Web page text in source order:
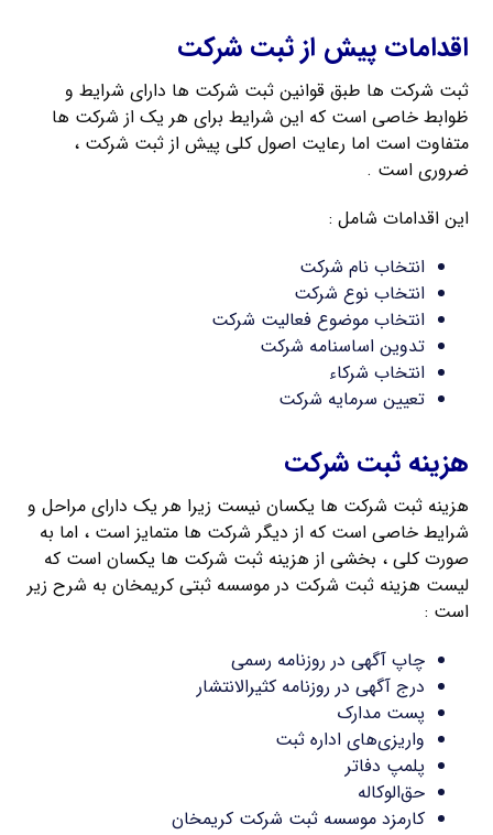
اقدامات پیش از ثبت شرکت
ثبت شرکت ها طبق قوانین ثبت شرکت ها دارای شرایط و
ظوابط خاصی است که این شرایط برای هر یک از شرکت ها
متفاوت است اما رعایت اصول کلی پیش از ثبت شرکت ،
ضروری است .
این اقدامات شامل :
انتخاب نام شرکت
انتخاب نوع شرکت
انتخاب موضوع فعالیت شرکت
تدوین اساسنامه شرکت
انتخاب شرکاء
تعیین سرمایه شرکت
هزینه ثبت شرکت
هزینه ثبت شرکت ها یکسان نیست زیرا هر یک دارای مراحل و
شرایط خاصی است که از دیگر شرکت ها متمایز است ، اما به
صورت کلی ، بخشی از هزینه ثبت شرکت ها یکسان است که
لیست هزینه ثبت شرکت در موسسه ثبتی کریمخان به شرح زیر
است :
چاپ آگهی در روزنامه رسمی
درج آگهی در روزنامه کثیرالانتشار
پست مدارک
واریزی‌های اداره ثبت
پلمپ دفاتر
حق‌الوکاله
کارمزد موسسه ثبت شرکت کریمخان